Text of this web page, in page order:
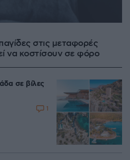
στις μεταφορές
να κοστίσουν σε φόρο
σε βίλες
1